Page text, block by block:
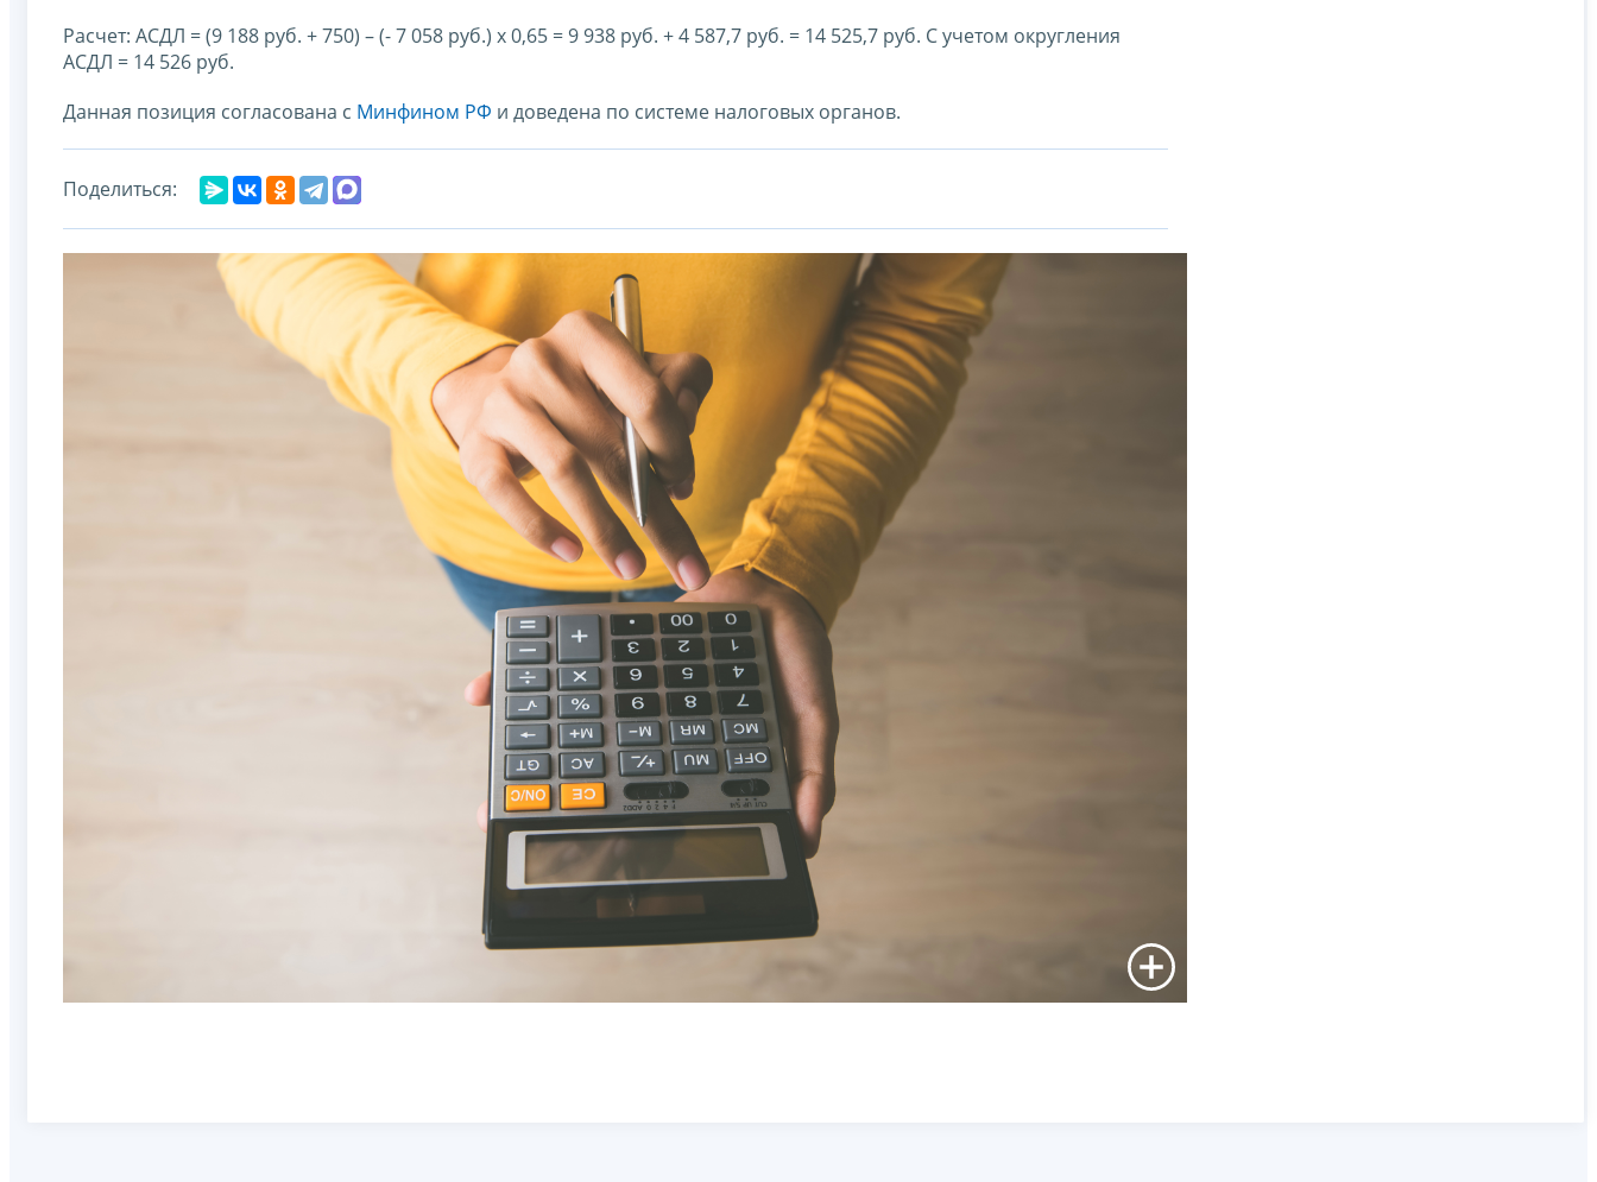
Расчет: АСДЛ = (9 188 руб. + 750) – (- 7 058 руб.) х 0,65 = 9 938 руб. + 4 587,7 руб. = 14 525,7 руб. С учетом округления
АСДЛ = 14 526 руб.
Данная позиция согласована с Минфином РФ и доведена по системе налоговых органов.
Поделиться: